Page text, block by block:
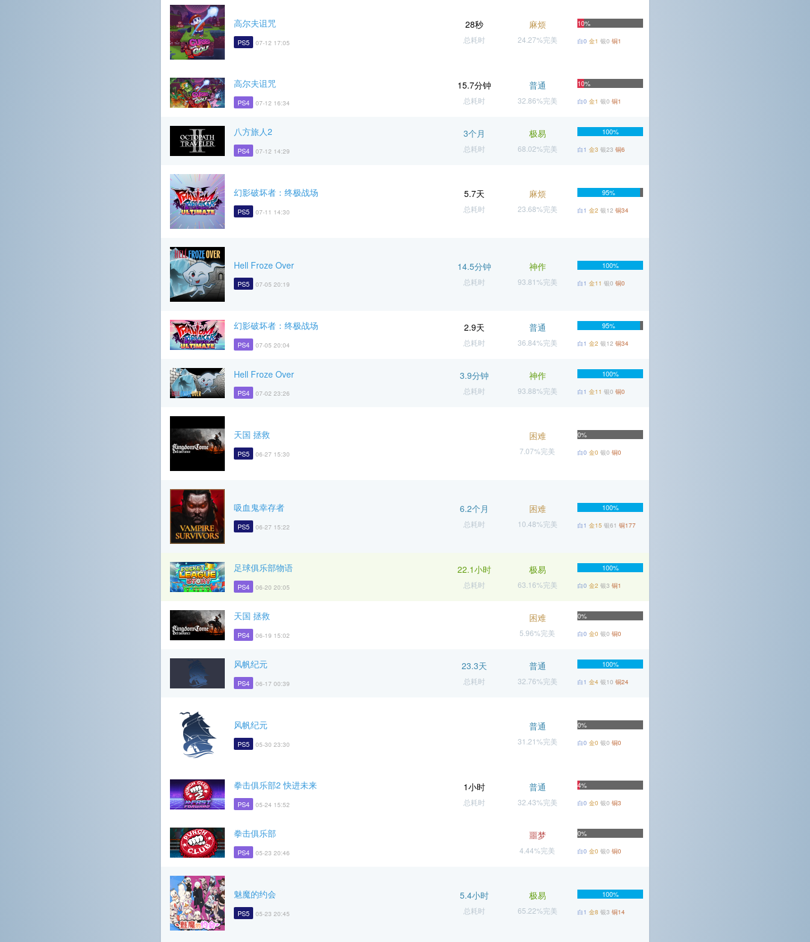
高尔夫诅咒
PS5 07-12 17:05
28秒
总耗时
麻烦
24.27%完美
10%
白0 金1 银0 铜1
高尔夫诅咒
PS4 07-12 16:34
15.7分钟
总耗时
普通
32.86%完美
10%
白0 金1 银0 铜1
八方旅人2
PS4 07-12 14:29
3个月
总耗时
极易
68.02%完美
100%
白1 金3 银23 铜6
幻影破坏者：终极战场
PS5 07-11 14:30
5.7天
总耗时
麻烦
23.68%完美
95%
白1 金2 银12 铜34
Hell Froze Over
PS5 07-05 20:19
14.5分钟
总耗时
神作
93.81%完美
100%
白1 金11 银0 铜0
幻影破坏者：终极战场
PS4 07-05 20:04
2.9天
总耗时
普通
36.84%完美
95%
白1 金2 银12 铜34
Hell Froze Over
PS4 07-02 23:26
3.9分钟
总耗时
神作
93.88%完美
100%
白1 金11 银0 铜0
天国 拯救
PS5 06-27 15:30
困难
7.07%完美
0%
白0 金0 银0 铜0
吸血鬼幸存者
PS5 06-27 15:22
6.2个月
总耗时
困难
10.48%完美
100%
白1 金15 银61 铜177
足球俱乐部物语
PS4 06-20 20:05
22.1小时
总耗时
极易
63.16%完美
100%
白0 金2 银3 铜1
天国 拯救
PS4 06-19 15:02
困难
5.96%完美
0%
白0 金0 银0 铜0
风帆纪元
PS4 06-17 00:39
23.3天
总耗时
普通
32.76%完美
100%
白1 金4 银10 铜24
风帆纪元
PS5 05-30 23:30
普通
31.21%完美
0%
白0 金0 银0 铜0
拳击俱乐部2 快进未来
PS4 05-24 15:52
1小时
总耗时
普通
32.43%完美
4%
白0 金0 银0 铜3
拳击俱乐部
PS4 05-23 20:46
噩梦
4.44%完美
0%
白0 金0 银0 铜0
魅魔的约会
PS5 05-23 20:45
5.4小时
总耗时
极易
65.22%完美
100%
白1 金8 银3 铜14